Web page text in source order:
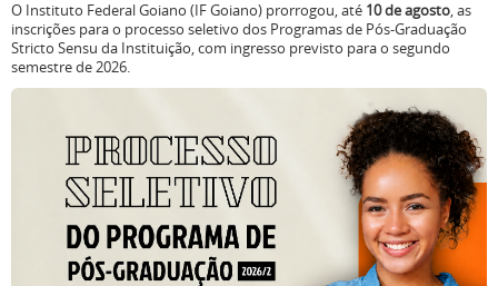
O Instituto Federal Goiano (IF Goiano) prorrogou, até 10 de agosto, as
inscrições para o processo seletivo dos Programas de Pós-Graduação
Stricto Sensu da Instituição, com ingresso previsto para o segundo
semestre de 2026.